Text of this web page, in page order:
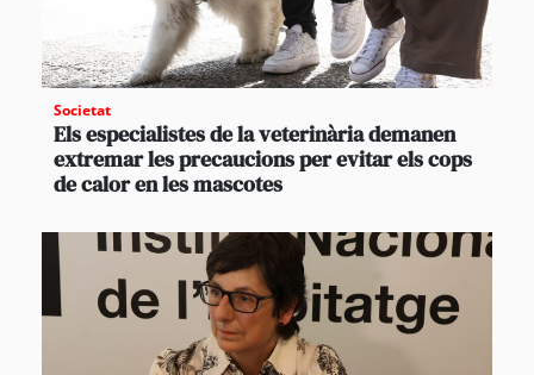
Societat
Els especialistes de la veterinària demanen
extremar les precaucions per evitar els cops
de calor en les mascotes